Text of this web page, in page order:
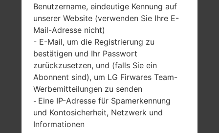
149 gramm (5.26
unzen)
nicht entfernbar
Android 7.x
Nougat
März, 2017
Benutzername, eindeutige Kennung auf
unserer Website (verwenden Sie Ihre E-
Mail-Adresse nicht)
- E-Mail, um die Registrierung zu
bestätigen und Ihr Passwort
zurückzusetzen, und (falls Sie ein
Abonnent sind), um LG Firwares Team-
Werbemitteilungen zu senden
- Eine IP-Adresse für Spamerkennung
und Kontosicherheit, Netzwerk und
Informationen